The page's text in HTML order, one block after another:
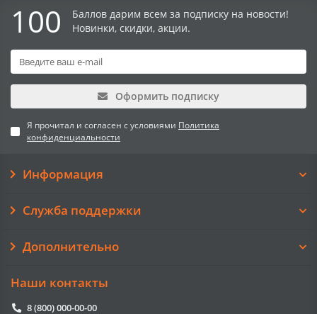
100
Баллов дарим всем за подписку на новости!
Новинки, скидки, акции.
Оформить подписку
Я прочитал и согласен с условиями Политика
конфиденциальности
Информация
Служба поддержки
Дополнительно
Наши контакты
8 (800) 000-00-00